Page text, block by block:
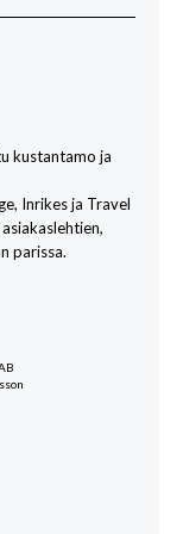
kustantamo ja
Inrikes ja Travel
parissa.